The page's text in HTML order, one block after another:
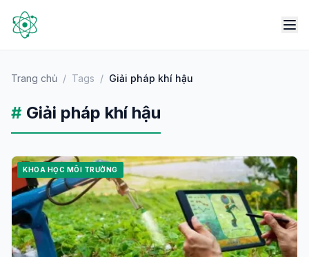
Trang chủ / Tags / Giải pháp khí hậu
# Giải pháp khí hậu
KHOA HỌC MÔI TRƯỜNG